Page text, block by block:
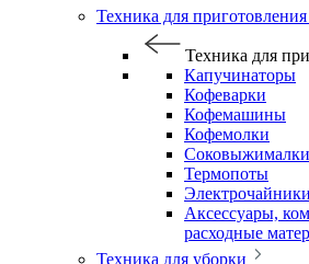
Техника для
Техника для
Капучинаторы
Кофеварки
Кофемашины
Кофемолки
Соковыжималки
Термопоты
Электрочайники
Аксессуары,
расходные
Техника для уборки